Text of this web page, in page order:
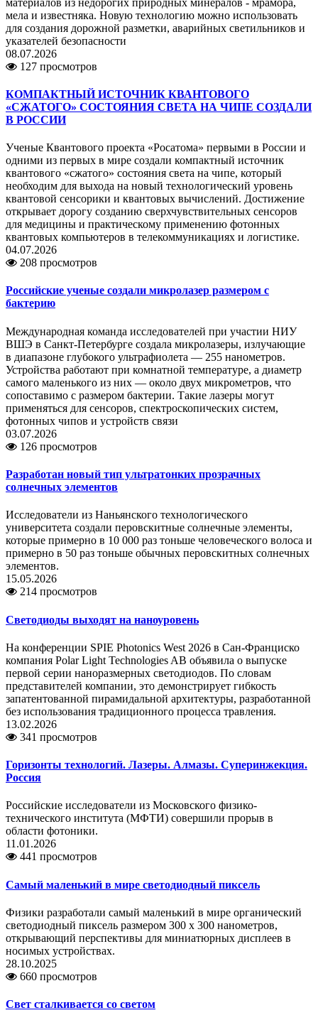
мела и известняка. Новую технологию можно использовать
для создания дорожной разметки, аварийных светильников и
указателей безопасности
08.07.2026
127 просмотров
КОМПАКТНЫЙ ИСТОЧНИК КВАНТОВОГО
«СЖАТОГО» СОСТОЯНИЯ СВЕТА НА ЧИПЕ СОЗДАЛИ
В РОССИИ
Ученые Квантового проекта «Росатома» первыми в России и
одними из первых в мире создали компактный источник
квантового «сжатого» состояния света на чипе, который
необходим для выхода на новый технологический уровень
квантовой сенсорики и квантовых вычислений. Достижение
открывает дорогу созданию сверхчувствительных сенсоров
для медицины и практическому применению фотонных
квантовых компьютеров в телекоммуникациях и логистике.
04.07.2026
208 просмотров
Российские ученые создали микролазер размером с
бактерию
Международная команда исследователей при участии НИУ
ВШЭ в Санкт-Петербурге создала микролазеры, излучающие
в диапазоне глубокого ультрафиолета — 255 нанометров.
Устройства работают при комнатной температуре, а диаметр
самого маленького из них — около двух микрометров, что
сопоставимо с размером бактерии. Такие лазеры могут
применяться для сенсоров, спектроскопических систем,
фотонных чипов и устройств связи
03.07.2026
126 просмотров
Разработан новый тип ультратонких прозрачных
солнечных элементов
Исследователи из Наньянского технологического
университета создали перовскитные солнечные элементы,
которые примерно в 10 000 раз тоньше человеческого волоса и
примерно в 50 раз тоньше обычных перовскитных солнечных
элементов.
15.05.2026
214 просмотров
Светодиоды выходят на наноуровень
На конференции SPIE Photonics West 2026 в Сан-Франциско
компания Polar Light Technologies AB объявила о выпуске
первой серии наноразмерных светодиодов. По словам
представителей компании, это демонстрирует гибкость
запатентованной пирамидальной архитектуры, разработанной
без использования традиционного процесса травления.
13.02.2026
341 просмотров
Горизонты технологий. Лазеры. Алмазы. Суперинжекция.
Россия
Российские исследователи из Московского физико-
технического института (МФТИ) совершили прорыв в
области фотоники.
11.01.2026
441 просмотров
Самый маленький в мире светодиодный пиксель
Физики разработали самый маленький в мире органический
светодиодный пиксель размером 300 x 300 нанометров,
открывающий перспективы для миниатюрных дисплеев в
носимых устройствах.
28.10.2025
660 просмотров
Свет сталкивается со светом